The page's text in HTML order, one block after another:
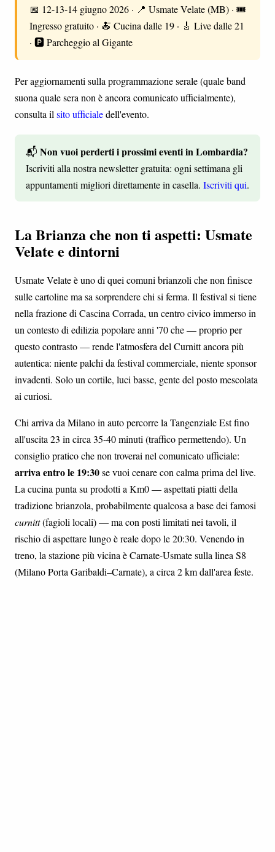
📅 12-13-14 giugno 2026 · 📍 Usmate Velate (MB) · 🎟️
Ingresso gratuito · 🍝 Cucina dalle 19 · 🎸 Live dalle 21
· 🅿️ Parcheggio al Gigante
Per aggiornamenti sulla programmazione serale (quale band
suona quale sera non è ancora comunicato ufficialmente),
consulta ilsito ufficialedell'evento.
📬 Non vuoi perderti i prossimi eventi in Lombardia?
Iscriviti alla nostra newsletter gratuita: ogni settimana gli
appuntamenti migliori direttamente in casella. Iscriviti qui.
La Brianza che non ti aspetti: Usmate
Velate e dintorni
Usmate Velate è uno di quei comuni brianzoli che non finisce
sulle cartoline ma sa sorprendere chi si ferma. Il festival si tiene
nella frazione di Cascina Corrada, un centro civico immerso in
un contesto di edilizia popolare anni '70 che — proprio per
questo contrasto — rende l'atmosfera del Curnitt ancora più
autentica: niente palchi da festival commerciale, niente sponsor
invadenti. Solo un cortile, luci basse, gente del posto mescolata
ai curiosi.
Chi arriva da Milano in auto percorre la Tangenziale Est fino
all'uscita 23 in circa 35-40 minuti (traffico permettendo). Un
consiglio pratico che non troverai nel comunicato ufficiale:
arriva entro le 19:30se vuoi cenare con calma prima del live.
La cucina punta su prodotti a Km0 — aspettati piatti della
tradizione brianzola, probabilmente qualcosa a base dei famosi
curnitt(fagioli locali) — ma con posti limitati nei tavoli, il
rischio di aspettare lungo è reale dopo le 20:30. Venendo in
treno, la stazione più vicina è Carnate-Usmate sulla linea S8
(Milano Porta Garibaldi–Carnate), a circa 2 km dall'area feste.